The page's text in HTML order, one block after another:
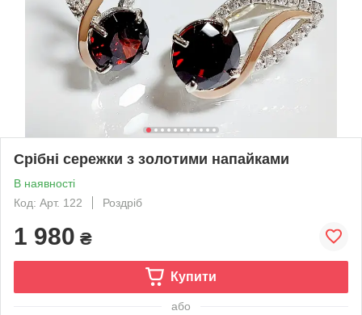
Срібні сережки з золотими напайками
В наявності
Код: Арт. 122
Роздріб
1 980 ₴
Купити
або